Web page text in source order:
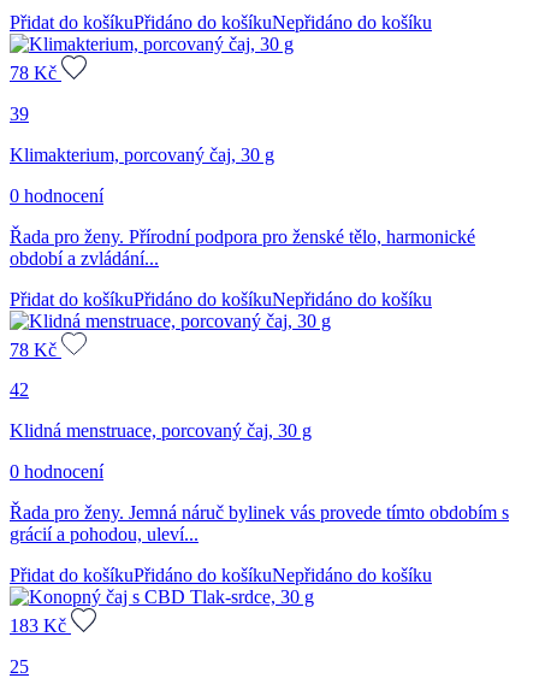
Přidat do košíkuPřidáno do košíkuNepřidáno do košíku
78 Kč
39
Klimakterium, porcovaný čaj, 30 g
0 hodnocení
Řada pro ženy. Přírodní podpora pro ženské tělo, harmonické
období a zvládání...
Přidat do košíkuPřidáno do košíkuNepřidáno do košíku
78 Kč
42
Klidná menstruace, porcovaný čaj, 30 g
0 hodnocení
Řada pro ženy. Jemná náruč bylinek vás provede tímto obdobím s
grácií a pohodou, uleví...
Přidat do košíkuPřidáno do košíkuNepřidáno do košíku
183 Kč
25